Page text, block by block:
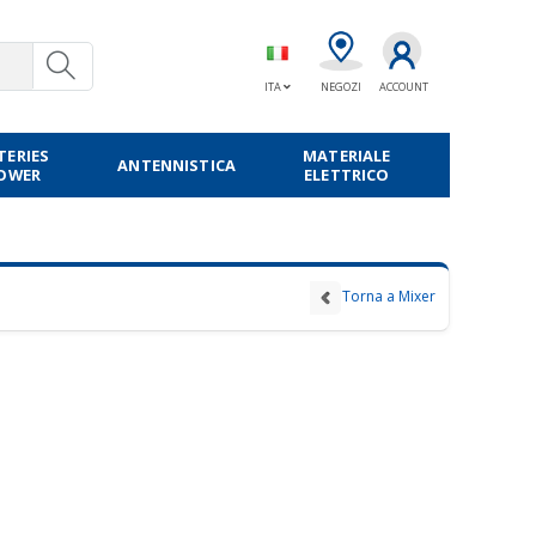
ITA NEGOZI ACCOUNT
ANTENNISTICA
MATERIALE
ELETTRICO
Torna a Mixer